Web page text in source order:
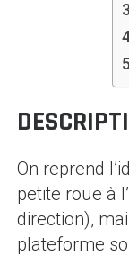
On reprend
petite roue à
direction),
plateforme